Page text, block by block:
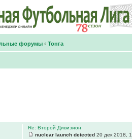
форумы ‹ Тонга
Re: Второй Дивизион
nuclear launch detected 20 дек 2018,